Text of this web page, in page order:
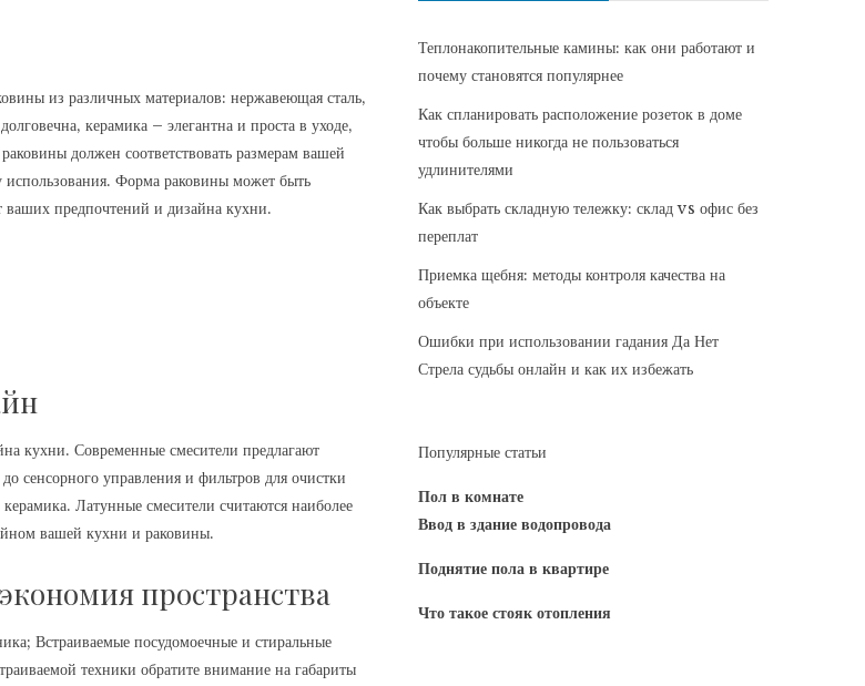
из различных материалов: нержавеющая сталь‚
керамика – элегантна и проста в уходе‚
должен соответствовать размерам вашей
использования. Форма раковины может быть
ваших предпочтений и дизайна кухни.
кухни. Современные смесители предлагают
управления и фильтров для очистки
Латунные смесители считаются наиболее
вашей кухни и раковины.
пространства
Встраиваемые посудомоечные и стиральные
техники обратите внимание на габариты
Теплонакопительные камины: как они работают и
почему становятся популярнее
Как спланировать расположение розеток в доме
чтобы больше никогда не пользоваться
удлинителями
Как выбрать складную тележку: склад vs офис без
переплат
Приемка щебня: методы контроля качества на
объекте
Ошибки при использовании гадания Да Нет
Стрела судьбы онлайн и как их избежать
Популярные статьи
Пол в комнате
Ввод в здание водопровода
Поднятие пола в квартире
Что такое стояк отопления